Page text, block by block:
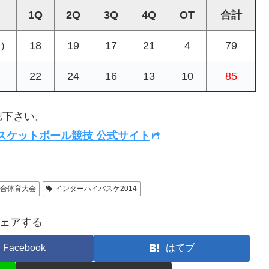
1Q 2Q 3Q 4Q OT 合計
18 19 17 21 4 79
22 24 16 13 10 85
さい。
ケットボール競技 公式サイト
体育大会 インターハイバスケ2014
アする
Facebook はてブ